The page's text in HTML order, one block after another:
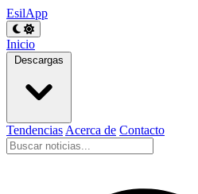
EsilApp
Inicio
Descargas
Tendencias Acerca de Contacto